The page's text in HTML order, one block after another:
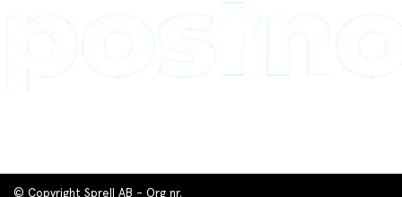
© Copyright Sprell AB - Org nr.